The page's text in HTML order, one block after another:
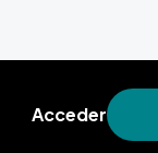
Acceder